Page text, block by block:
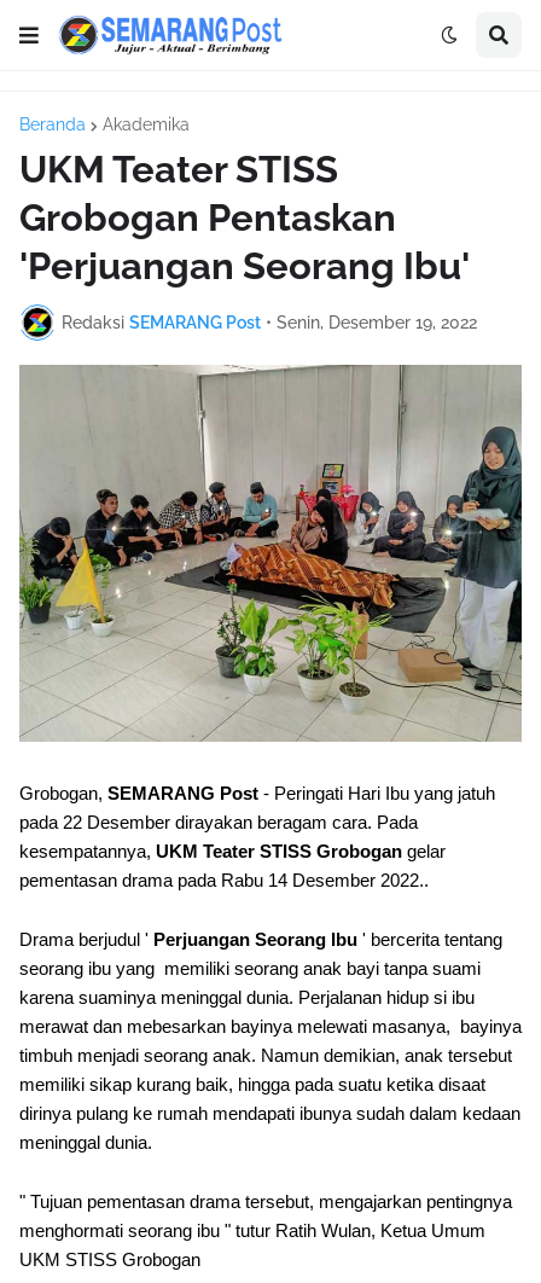
Beranda Akademika
UKM Teater STISS
Grobogan Pentaskan
'Perjuangan Seorang Ibu'
Redaksi SEMARANG Post • Senin, Desember 19, 2022
Grobogan, SEMARANG Post - Peringati Hari Ibu yang jatuh
pada 22 Desember dirayakan beragam cara. Pada
kesempatannya, UKM Teater STISS Grobogan gelar
pementasan drama pada Rabu 14 Desember 2022..
Drama berjudul ' Perjuangan Seorang Ibu ' bercerita tentang
seorang ibu yang memiliki seorang anak bayi tanpa suami
karena suaminya meninggal dunia. Perjalanan hidup si ibu
merawat dan mebesarkan bayinya melewati masanya, bayinya
timbuh menjadi seorang anak. Namun demikian, anak tersebut
memiliki sikap kurang baik, hingga pada suatu ketika disaat
dirinya pulang ke rumah mendapati ibunya sudah dalam kedaan
meninggal dunia.
" Tujuan pementasan drama tersebut, mengajarkan pentingnya
menghormati seorang ibu " tutur Ratih Wulan, Ketua Umum
UKM STISS Grobogan